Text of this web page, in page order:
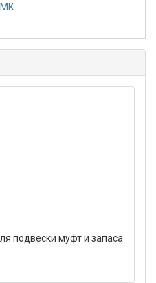
подвески муфт и запаса